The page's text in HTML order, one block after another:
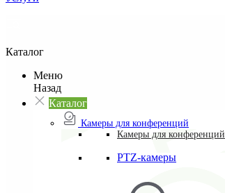
Каталог
Меню
Назад
Каталог
Камеры для конференций
Камеры для конференций
PTZ-камеры